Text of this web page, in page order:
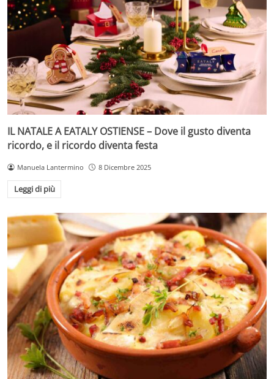
IL NATALE A EATALY OSTIENSE – Dove il gusto diventa
ricordo, e il ricordo diventa festa
Manuela Lantermino 8 Dicembre 2025
Leggi di più